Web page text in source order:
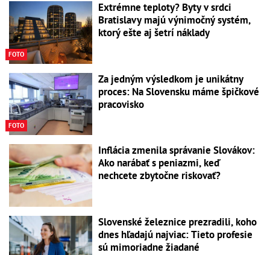
FOTO
Extrémne teploty? Byty v srdci
Bratislavy majú výnimočný systém,
ktorý ešte aj šetrí náklady
FOTO
Za jedným výsledkom je unikátny
proces: Na Slovensku máme špičkové
pracovisko
Inflácia zmenila správanie Slovákov:
Ako narábať s peniazmi, keď
nechcete zbytočne riskovať?
Slovenské železnice prezradili, koho
dnes hľadajú najviac: Tieto profesie
sú mimoriadne žiadané